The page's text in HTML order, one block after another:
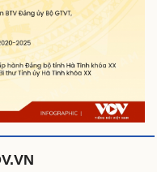
đổi số
sống
đẹp
yêu - Gia đình